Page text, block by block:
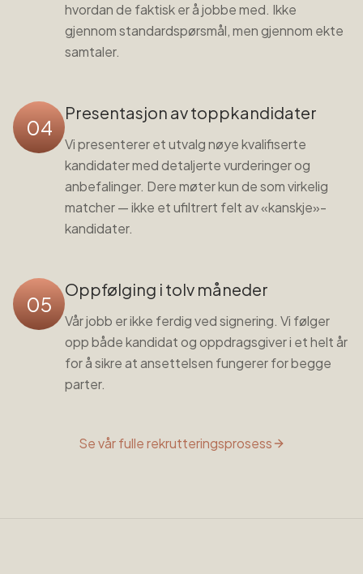
hvordan de faktisk er å jobbe med. Ikke
gjennom standardspørsmål, men gjennom ekte
samtaler.
04
Presentasjon av toppkandidater
Vi presenterer et utvalg nøye kvalifiserte
kandidater med detaljerte vurderinger og
anbefalinger. Dere møter kun de som virkelig
matcher — ikke et ufiltrert felt av «kanskje»-
kandidater.
05
Oppfølging i tolv måneder
Vår jobb er ikke ferdig ved signering. Vi følger
opp både kandidat og oppdragsgiver i et helt år
for å sikre at ansettelsen fungerer for begge
parter.
Se vår fulle rekrutteringsprosess